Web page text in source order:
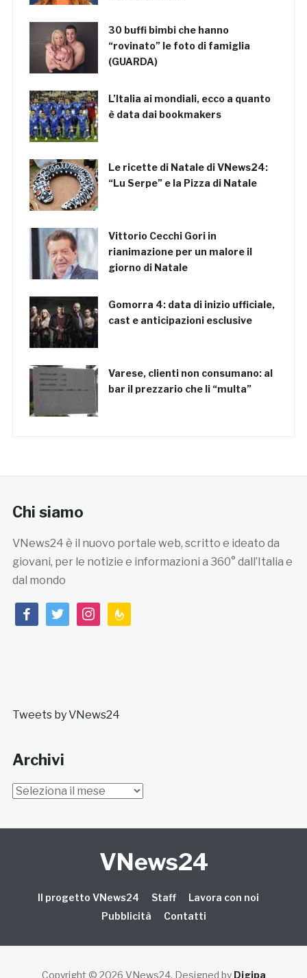
30 buffi bimbi che hanno
“rovinato” le foto di famiglia
(GUARDA)
L’Italia ai mondiali, ecco a quanto
è data dai bookmakers
Le ricette di Natale di VNews24:
“Lu Serpe” e la Pizza di Natale
Vittorio Cecchi Gori in
rianimazione per un malore il
giorno di Natale
Gomorra 4: data di inizio ufficiale,
cast e anticipazioni esclusive
Varese, clienti non consumano: al
bar il prezzario che li “multa”
Chi siamo
VNews24 è il nuovo portale web, scritto e ideato da
giovani, per le notizie e informazioni a 360° dall’Italia e
dal mondo
facebooktwitterinstagramfeedburner
Tweets by VNews24
Archivi
Archivi
VNews24
Il progetto VNews24 Staff
Lavora con noi
Pubblicità
Contatti
Copyright © 2026 VNews24. Designed by Digipa